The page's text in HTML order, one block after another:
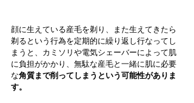
顔に生えている産毛を剃り、また生えてきたら
剃るという行為を定期的に繰り返し行なってし
まうと、カミソリや電気シェーバーによって肌
に負担がかかり、無駄な産毛と一緒に肌に必要
な角質まで削ってしまうという可能性がありま
す。